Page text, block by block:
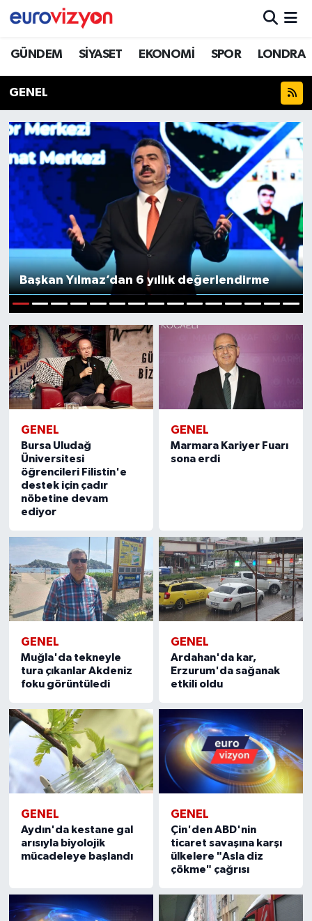
GÜNDEM SİYASET EKONOMİ SPOR LONDRA
GENEL
Başkan Yılmaz’dan 6 yıllık değerlendirme
GENEL
Bursa Uludağ
Üniversitesi
öğrencileri Filistin'e
destek için çadır
nöbetine devam
ediyor
GENEL
Marmara Kariyer Fuarı
sona erdi
GENEL
Muğla'da tekneyle
tura çıkanlar Akdeniz
foku görüntüledi
GENEL
Ardahan'da kar,
Erzurum'da sağanak
etkili oldu
GENEL
Aydın'da kestane gal
arısıyla biyolojik
mücadeleye başlandı
GENEL
Çin'den ABD'nin
ticaret savaşına karşı
ülkelere "Asla diz
çökme" çağrısı